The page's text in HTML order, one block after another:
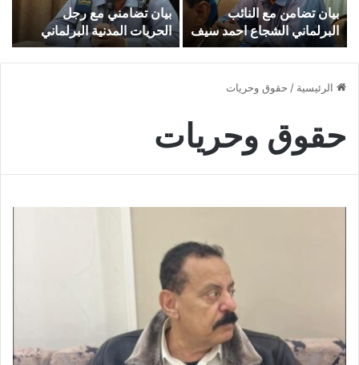
بيان تضامن مع النائب
البرلماني الشجاع احمد سيف
حاشد
بيان تضامني مع رجل
الحريات المدنية البرلماني
الشجاع احمد سيف حاشد
الرئيسية / حقوق وحريات
حقوق وحريات